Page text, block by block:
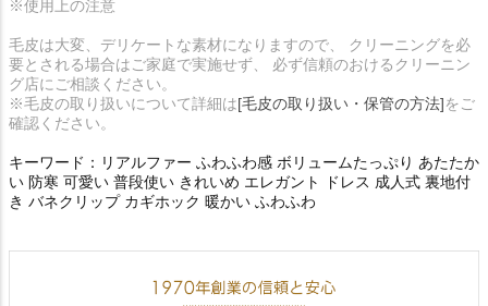
※使用上の注意
毛皮は大変、デリケートな素材になりますので、 クリーニングを必
要とされる場合はご家庭で実施せず、 必ず信頼のおけるクリーニン
グ店にご相談ください。
※毛皮の取り扱いについて詳細は[毛皮の取り扱い・保管の方法]をご
確認ください。
キーワード：リアルファー ふわふわ感 ボリュームたっぷり あたたか
い 防寒 可愛い 普段使い きれいめ エレガント ドレス 成人式 裏地付
き バネクリップ カギホック 暖かい ふわふわ